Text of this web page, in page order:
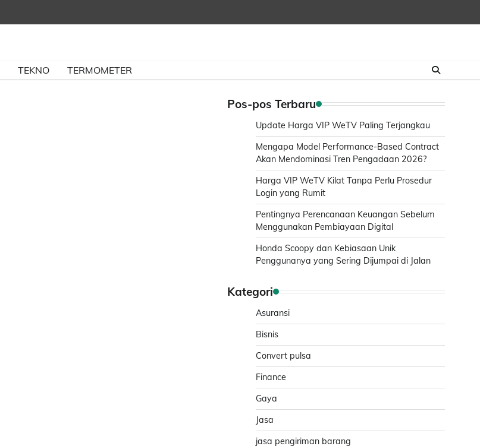
TEKNO TERMOMETER
Pos-pos Terbaru
Update Harga VIP WeTV Paling Terjangkau
Mengapa Model Performance-Based Contract
Akan Mendominasi Tren Pengadaan 2026?
Harga VIP WeTV Kilat Tanpa Perlu Prosedur
Login yang Rumit
Pentingnya Perencanaan Keuangan Sebelum
Menggunakan Pembiayaan Digital
Honda Scoopy dan Kebiasaan Unik
Penggunanya yang Sering Dijumpai di Jalan
Kategori
Asuransi
Bisnis
Convert pulsa
Finance
Gaya
Jasa
jasa pengiriman barang